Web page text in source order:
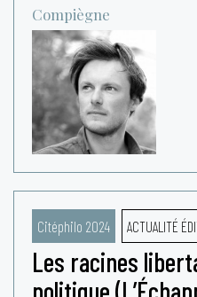
Compiègne
Citéphilo 2024 ACTUALITÉ
Les racines